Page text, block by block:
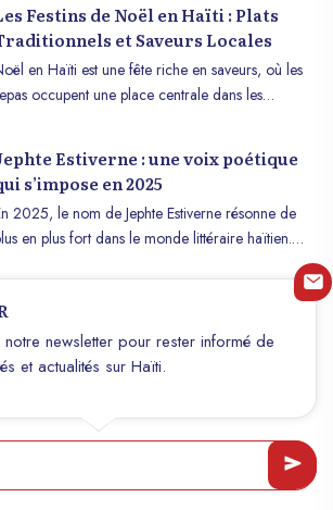
Festins de Noël en Haïti : Plats
et Saveurs Locales
en Haïti est une fête riche en saveurs, où les
occupent une place centrale dans les
dans la culture et les traditions du pays.
article explore les plats incontournables et les
uniques qui font de Noël une expérience
pour les Haïtiens et leurs invités.
Estiverne : une voix poétique
s’impose en 2025
2025, le nom de Jephte Estiverne résonne de
en plus fort dans le monde littéraire haïtien.
Poète, linguiste et journaliste sportif de formation,
ce jeune auteur à l’ascension fulgurante, originaire
Carrefour-Feuilles, s’affirme comme l’une des
les plus prometteuses de sa génération. Entre
et réflexions, il nous raconte son
de la littérature et de son engagement poétique.
newsletter pour rester informé de
et actualités sur Haïti.